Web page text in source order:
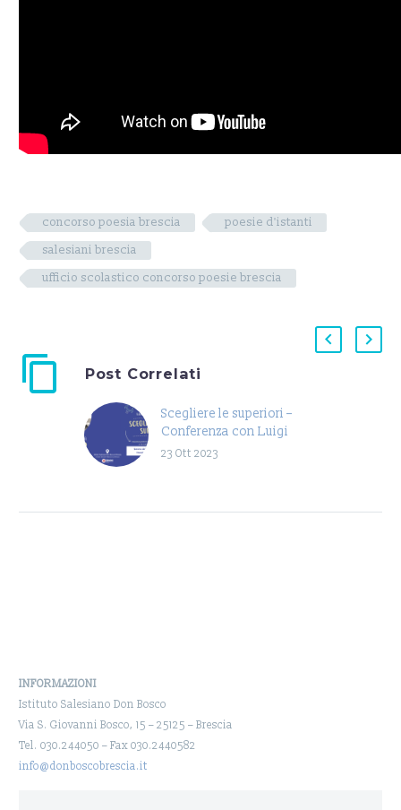
concorso poesia brescia
poesie d'istanti
salesiani brescia
ufficio scolastico concorso poesie brescia
Post Correlati
Scegliere le superiori –
Conferenza con Luigi
Ballerini
23 Ott 2023
INFORMAZIONI
Istituto Salesiano Don Bosco
Via S. Giovanni Bosco, 15 – 25125 – Brescia
Tel. 030.244050 – Fax 030.2440582
info@donboscobrescia.it